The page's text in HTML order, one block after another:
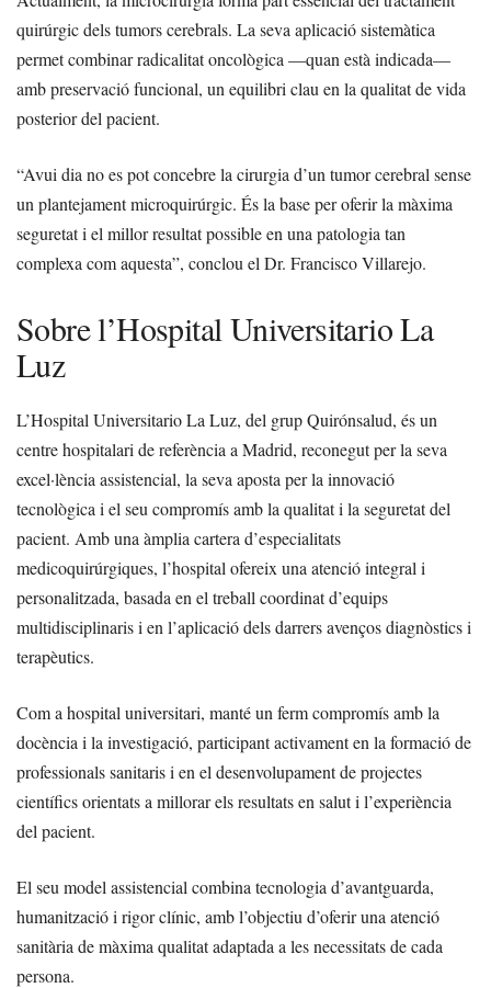
quirúrgic dels tumors cerebrals. La seva aplicació sistemàtica
permet combinar radicalitat oncològica —quan està indicada—
amb preservació funcional, un equilibri clau en la qualitat de vida
posterior del pacient.
“Avui dia no es pot concebre la cirurgia d’un tumor cerebral sense
un plantejament microquirúrgic. És la base per oferir la màxima
seguretat i el millor resultat possible en una patologia tan
complexa com aquesta”, conclou el Dr. Francisco Villarejo.
Sobre l’Hospital Universitario La
Luz
L’Hospital Universitario La Luz, del grup Quirónsalud, és un
centre hospitalari de referència a Madrid, reconegut per la seva
excel·lència assistencial, la seva aposta per la innovació
tecnològica i el seu compromís amb la qualitat i la seguretat del
pacient. Amb una àmplia cartera d’especialitats
medicoquirúrgiques, l’hospital ofereix una atenció integral i
personalitzada, basada en el treball coordinat d’equips
multidisciplinaris i en l’aplicació dels darrers avenços diagnòstics i
terapèutics.
Com a hospital universitari, manté un ferm compromís amb la
docència i la investigació, participant activament en la formació de
professionals sanitaris i en el desenvolupament de projectes
científics orientats a millorar els resultats en salut i l’experiència
del pacient.
El seu model assistencial combina tecnologia d’avantguarda,
humanització i rigor clínic, amb l’objectiu d’oferir una atenció
sanitària de màxima qualitat adaptada a les necessitats de cada
persona.